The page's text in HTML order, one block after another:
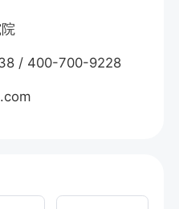
/ 400-700-9228